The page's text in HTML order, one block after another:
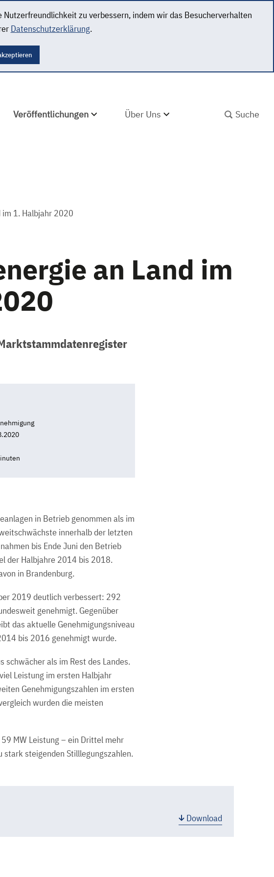
zu verbessern, indem wir das Besucherverhalten
Datenschutzerklärung.
Veröffentlichungen Über Uns
im 1. Halbjahr 2020
an Land im
in Betrieb genommen als im
innerhalb der letzten
bis Ende Juni den Betrieb
der Halbjahre 2014 bis 2018.
in Brandenburg.
2019 deutlich verbessert: 292
genehmigt. Gegenüber
das aktuelle Genehmigungsniveau
bis 2016 genehmigt wurde.
als im Rest des Landes.
Leistung im ersten Halbjahr
Genehmigungszahlen im ersten
wurden die meisten
MW Leistung – ein Drittel mehr
stark steigenden Stilllegungszahlen.
Download